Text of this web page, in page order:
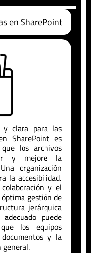
en SharePoint
y clara para las
SharePoint es
los archivos
y mejore la
organización
la accesibilidad,
y el
gestión de
jerárquica
puede
los equipos
y la
general.